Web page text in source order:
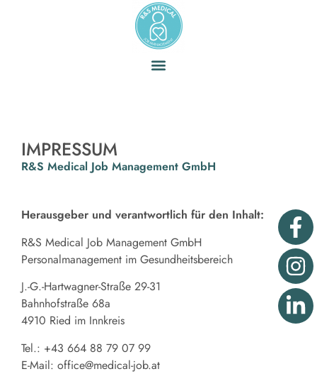
IMPRESSUM
R&S Medical Job Management GmbH
Herausgeber und verantwortlich für den Inhalt:
R&S Medical Job Management GmbH
Personalmanagement im Gesundheitsbereich
J.-G.-Hartwagner-Straße 29-31
Bahnhofstraße 68a
4910 Ried im Innkreis
Tel.: +43 664 88 79 07 99
E-Mail: office@medical-job.at